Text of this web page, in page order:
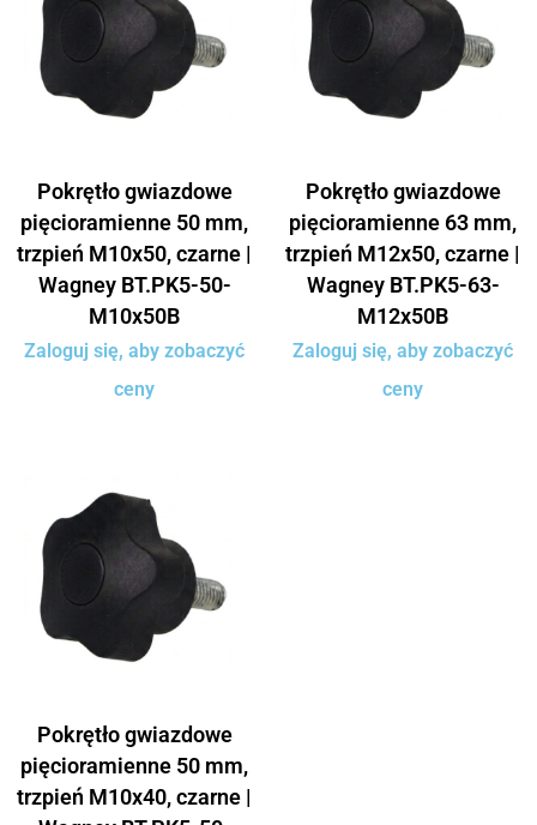
Pokrętło gwiazdowe
pięcioramienne 50 mm,
trzpień M10x50, czarne |
Wagney BT.PK5-50-
M10x50B
Zaloguj się, aby zobaczyć
ceny
Pokrętło gwiazdowe
pięcioramienne 63 mm,
trzpień M12x50, czarne |
Wagney BT.PK5-63-
M12x50B
Zaloguj się, aby zobaczyć
ceny
Pokrętło gwiazdowe
pięcioramienne 50 mm,
trzpień M10x40, czarne |